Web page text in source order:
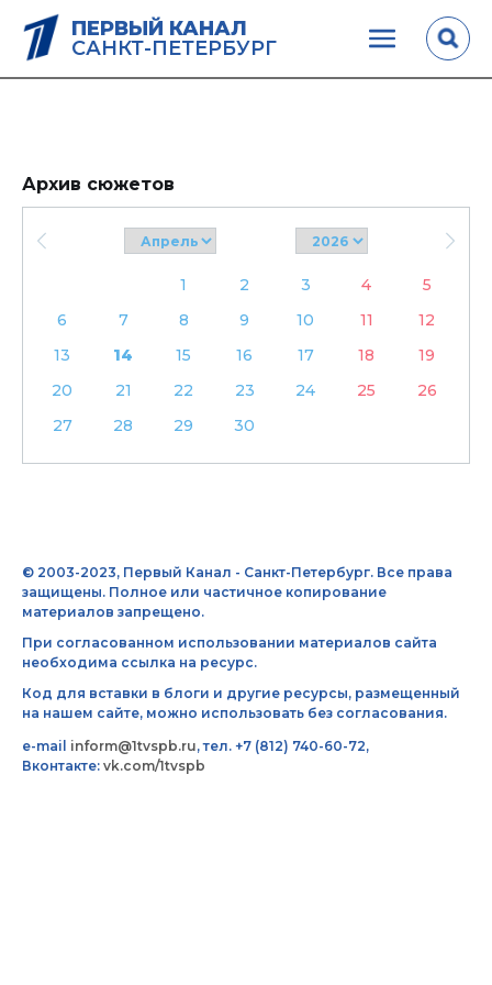
ПЕРВЫЙ КАНАЛ
САНКТ-ПЕТЕРБУРГ
Архив сюжетов
1 2 3 4
5
6
7 8 9 10 11
12
13
14 15 16 17 18
19
20
21 22 23 24 25
26
27
28 29 30
© 2003-2023, Первый Канал - Санкт-Петербург. Все права
защищены. Полное или частичное копирование
материалов запрещено.
При согласованном использовании материалов сайта
необходима ссылка на ресурс.
Код для вставки в блоги и другие ресурсы, размещенный
на нашем сайте, можно использовать без согласования.
e-mail inform@1tvspb.ru, тел. +7 (812) 740-60-72,
Вконтакте: vk.com/1tvspb